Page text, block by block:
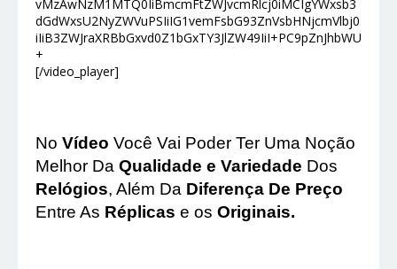
[/video_player]
No Vídeo Você Vai Poder Ter Uma Noção
Melhor Da Qualidade e Variedade Dos
Relógios, Além Da Diferença De Preço
Entre As Réplicas e os Originais.